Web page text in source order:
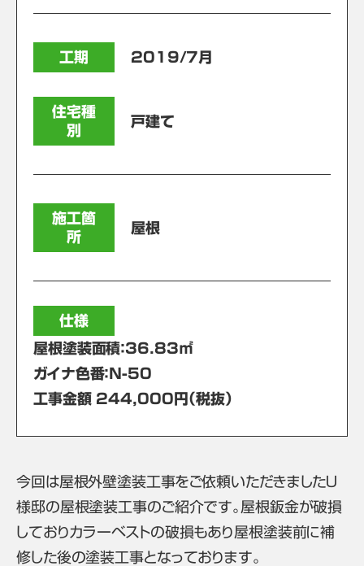
工期 2019/7月
住宅種
別
戸建て
施工箇
所
屋根
仕様
屋根塗装面積：36.83㎡
ガイナ色番：Ｎ-50
工事金額 244,000円（税抜）
今回は屋根外壁塗装工事をご依頼いただきましたＵ
様邸の屋根塗装工事のご紹介です。屋根鈑金が破損
しておりカラーベストの破損もあり屋根塗装前に補
修した後の塗装工事となっております。